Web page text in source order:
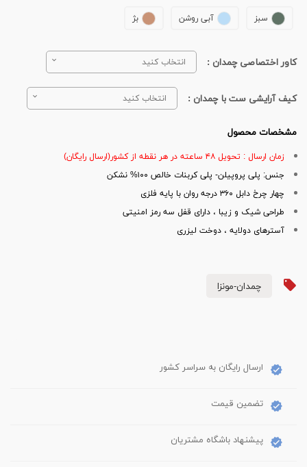
سبز آبی روشن بژ
کاور اختصاصی چمدان : انتخاب کنید
کیف آرایشی ست با چمدان : انتخاب کنید
مشخصات محصول
زمان ارسال : تحویل ۴۸ ساعته در هر نقطه از کشور(ارسال رایگان)
جنس: پلی پروپیلن- پلی کربنات خالص ۱۰۰% نشکن
چهار چرخ دابل ۳۶۰ درجه روان با پایه فلزی
طراحی شیک و زیبا ، دارای قفل سه رمز امنیتی
آسترهای دولایه ، دوخت لیزری
چمدان-مونزا
ارسال رایگان به سراسر کشور
تضمین قیمت
پیشنهاد باشگاه مشتریان